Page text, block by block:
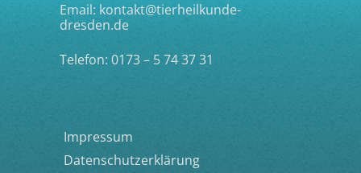
Email: kontakt@tierheilkunde-
dresden.de
Telefon: 0173 – 5 74 37 31
Impressum
Datenschutzerklärung